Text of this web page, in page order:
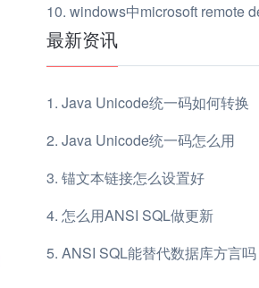
最新资讯
Java Unicode统一码如何转换
Java Unicode统一码怎么用
锚文本链接怎么设置好
怎么用ANSI SQL做更新
ANSI SQL能替代数据库方言吗
windows中microsoft remote desktop